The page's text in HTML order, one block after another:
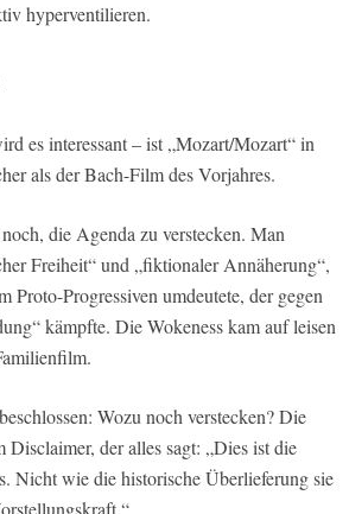
hyperventilieren.
es interessant – ist „Mozart/Mozart“ in
als der Bach-Film des Vorjahres.
die Agenda zu verstecken. Man
Freiheit“ und „fiktionaler Annäherung“,
Proto-Progressiven umdeutete, der gegen
kämpfte. Die Wokeness kam auf leisen
Wozu noch verstecken? Die
Disclaimer, der alles sagt: „Dies ist die
Nicht wie die historische Überlieferung sie